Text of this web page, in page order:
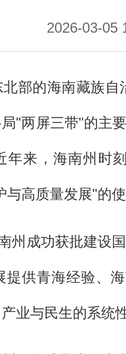
2026-03-05
部的海南藏族
"两屏三带"的主
年来，海南州时
与高质量发展"的
州成功获批建设
提供青海经验、
业与民生的系统